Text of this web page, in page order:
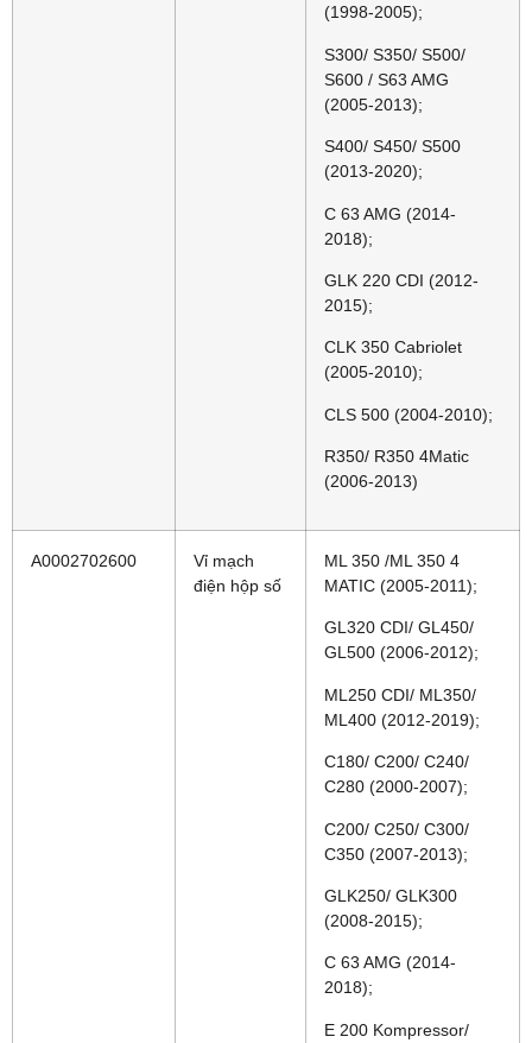
(1998-2005);
S300/ S350/ S500/
S600 / S63 AMG
(2005-2013);
S400/ S450/ S500
(2013-2020);
C 63 AMG (2014-
2018);
GLK 220 CDI (2012-
2015);
CLK 350 Cabriolet
(2005-2010);
CLS 500 (2004-2010);
R350/ R350 4Matic
(2006-2013)
A0002702600
Vỉ mạch
điện hộp số
ML 350 /ML 350 4
MATIC (2005-2011);
GL320 CDI/ GL450/
GL500 (2006-2012);
ML250 CDI/ ML350/
ML400 (2012-2019);
C180/ C200/ C240/
C280 (2000-2007);
C200/ C250/ C300/
C350 (2007-2013);
GLK250/ GLK300
(2008-2015);
C 63 AMG (2014-
2018);
E 200 Kompressor/